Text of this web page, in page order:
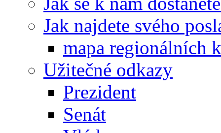
Jak najdete svého
mapa regionálních
Užitečné odkazy
Prezident
Senát